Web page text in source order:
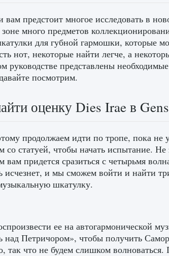
предстоит многое исследовать в
много предметов
для губной гармошки, которые
нот, некоторые найти легче, а
представлены
посмотрим.
оценку Dies Irae в
продолжаем идти по тропе, пока
со статуей, чтобы начать испытание.
вам придется сразиться с четырьмя
исчезнет, ​​и мы сможем войти и найти
шкатулку.
ее на автогармонической
над Петричором», чтобы получить
так что не будем слишком